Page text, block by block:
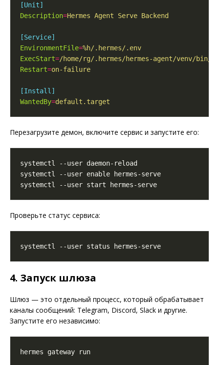
[Unit]
Description=Hermes Agent Serve Backend
[Service]
EnvironmentFile=%h/.hermes/.env
ExecStart=/home/rg/.hermes/hermes-agent/venv/
Restart=on-failure
[Install]
WantedBy=default.target
Перезагрузите демон, включите сервис и запустите его:
Проверьте статус сервиса:
4. Запуск шлюза
Шлюз — это отдельный процесс, который обрабатывает
каналы сообщений: Telegram, Discord, Slack и другие.
Запустите его независимо: